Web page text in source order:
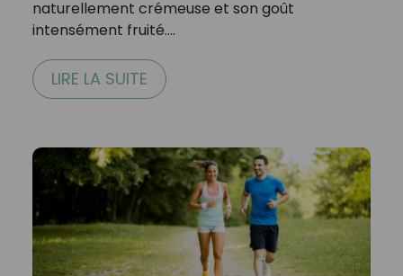
naturellement crémeuse et son goût
intensément fruité.…
LIRE LA SUITE